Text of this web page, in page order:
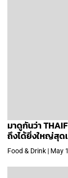
มาดูกันว่า
ถึงได้ยิ่งใหญ่สุด
Food & Drink | May